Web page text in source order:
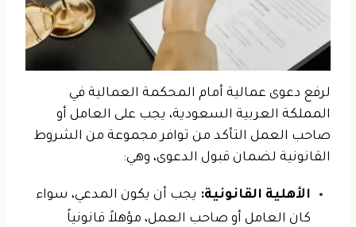
لرفع دعوى عمالية أمام المحكمة العمالية في
المملكة العربية السعودية، يجب على العامل أو
صاحب العمل التأكد من توافر مجموعة من الشروط
القانونية لضمان قبول الدعوى، وهي:
الأهلية القانونية: يجب أن يكون المدعي، سواء
كان العامل أو صاحب العمل، مؤهلاً قانونياً